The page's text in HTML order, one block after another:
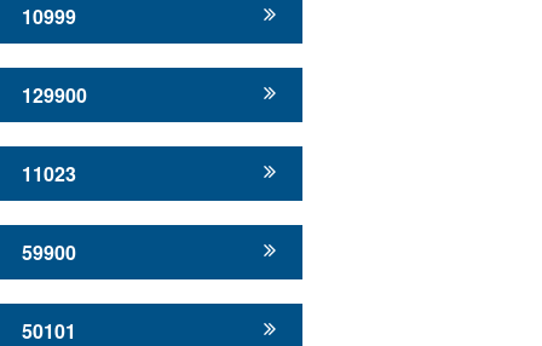
10999
129900
11023
59900
50101